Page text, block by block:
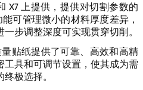
和 X7 上提供，提供对切割参数的
能可管理微小的材料厚度差异，
步调整深度可实现贯穿切削。
量贴纸提供了可靠、高效和高精
工具和可调节设置，使其成为需
极选择。